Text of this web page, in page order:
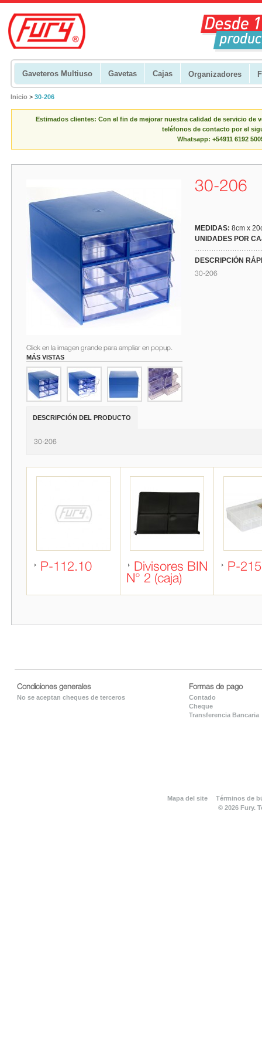
Gaveteros Multiuso Gavetas Cajas Organizadores
Inicio > 30-206
Estimados clientes: Con el fin de mejorar nuestra calidad de servicio de
teléfonos de contacto por el
Whatsapp: +54911 6192
30-206
MEDIDAS: 8cm x
UNIDADES POR
DESCRIPCIÓN
30-206
Click en la imagen grande para ampliar en popup.
MÁS VISTAS
DESCRIPCIÓN DEL PRODUCTO
30-206
P-112.10 Divisores BIN
N° 2 (caja)
P-
Condiciones generales
No se aceptan cheques de terceros
Formas de pago
Contado
Cheque
Transferencia Bancaria
Mapa del site
Términos de
© 2026 Fury.